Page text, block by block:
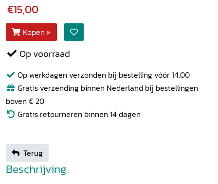
€15,00
Kopen
Op voorraad
Op werkdagen verzonden bij bestelling vóór 14.00
Gratis verzending binnen Nederland bij bestellingen
boven € 20
Gratis retourneren binnen 14 dagen
Terug
Beschrijving